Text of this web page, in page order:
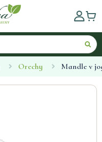
Orechy Mandle v